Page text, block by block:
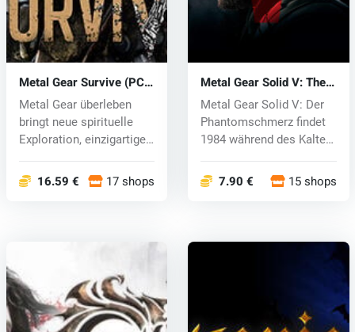
Metal Gear Survive (PC)
CD key
Metal Gear überleben
bringt neue spirituelle
Exploration, einzigartige
16.59 € 17 shops
Metal Gear Solid V: The
Phantom Pain (PC) CD
key
Metal Gear Solid V: Der
Phantomschmerz findet
1984 während des Kalten
7.90 € 15 shops